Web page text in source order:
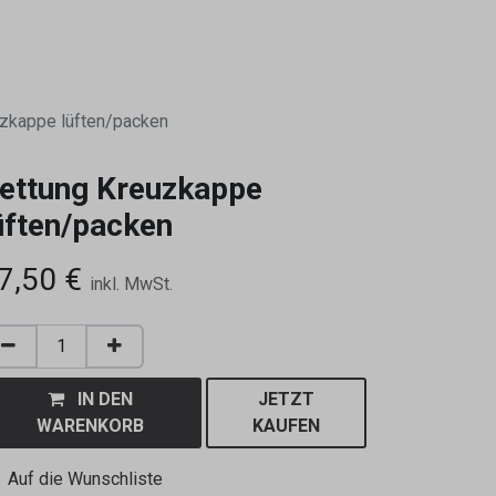
lüften/packen
Kreuzkappe
packen
€ inkl. MwSt.
IN DEN
WARENKORB
JETZT
KAUFEN
Auf die Wunschliste